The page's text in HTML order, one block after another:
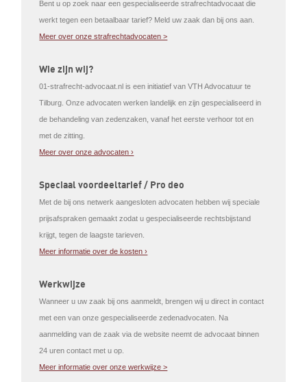
Bent u op zoek naar een gespecialiseerde strafrechtadvocaat die
werkt tegen een betaalbaar tarief? Meld uw zaak dan bij ons aan.
Meer over onze strafrechtadvocaten >
Wie zijn wij?
01-strafrecht-advocaat.nl is een initiatief van VTH Advocatuur te
Tilburg. Onze advocaten werken landelijk en zijn gespecialiseerd in
de behandeling van zedenzaken, vanaf het eerste verhoor tot en
met de zitting.
Meer over onze advocaten ›
Speciaal voordeeltarief / Pro deo
Met de bij ons netwerk aangesloten advocaten hebben wij speciale
prijsafspraken gemaakt zodat u gespecialiseerde rechtsbijstand
krijgt, tegen de laagste tarieven.
Meer informatie over de kosten ›
Werkwijze
Wanneer u uw zaak bij ons aanmeldt, brengen wij u direct in contact
met een van onze gespecialiseerde zedenadvocaten. Na
aanmelding van de zaak via de website neemt de advocaat binnen
24 uren contact met u op.
Meer informatie over onze werkwijze >